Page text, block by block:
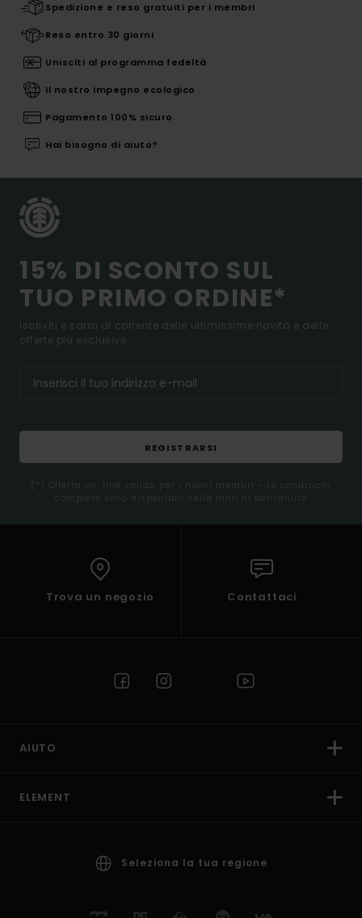
Spedizione e reso gratuiti per i membri
Reso entro 30 giorni
Unisciti al programma fedeltà
Il nostro impegno ecologico
Pagamento 100% sicuro
Hai bisogno di aiuto?
15% DI SCONTO SUL
TUO PRIMO ORDINE*
Iscriviti e sarai al corrente delle ultimissime novità e delle
offerte più esclusive.
REGISTRARSI
(*) Offerta on-line valida per i nuovi membri - Le condizioni
complete sono disponibili nella mail di benvenuto
Trova un negozio Contattaci
AIUTO
ELEMENT
Seleziona la tua regione